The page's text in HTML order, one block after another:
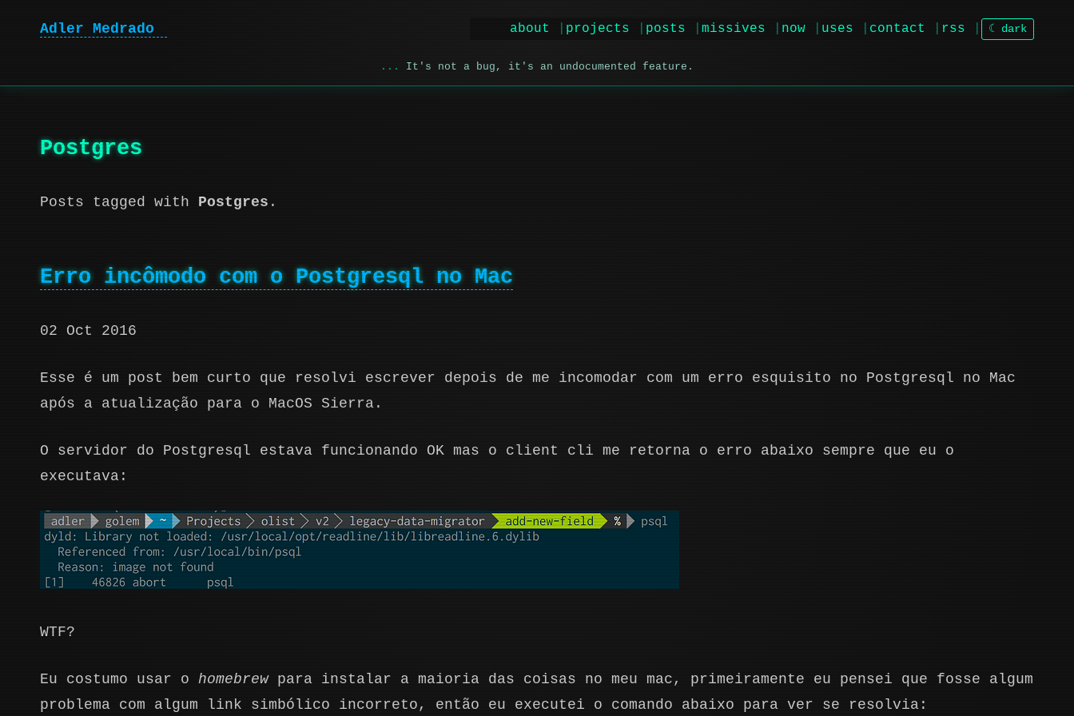
Adler Medrado about projects posts missives now uses contact rss ☾ dark
It's not a bug, it's an undocumented feature.
Postgres
Posts tagged with Postgres .
Erro incômodo com o Postgresql no Mac
02 Oct 2016
Esse é um post bem curto que resolvi escrever depois de me incomodar com um erro esquisito no Postgresql no Mac
após a atualização para o MacOS Sierra.
O servidor do Postgresql estava funcionando OK mas o client cli me retorna o erro abaixo sempre que eu o
executava:
WTF?
Eu costumo usar o homebrewpara instalar a maioria das coisas no meu mac, primeiramente eu pensei que fosse algum
problema com algum link simbólico incorreto, então eu executei o comando abaixo para ver se resolvia: